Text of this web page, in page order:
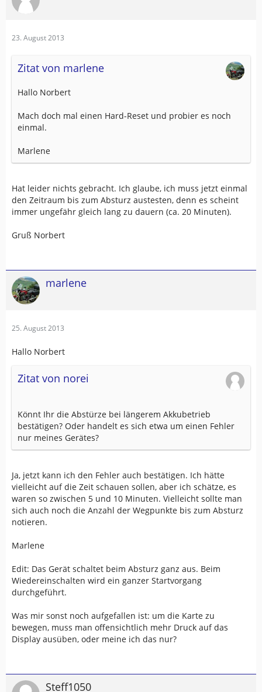
23. August 2013
Zitat von marlene
Hallo Norbert
Mach doch mal einen Hard-Reset und probier es noch
einmal.
Marlene
Hat leider nichts gebracht. Ich glaube, ich muss jetzt einmal
den Zeitraum bis zum Absturz austesten, denn es scheint
immer ungefähr gleich lang zu dauern (ca. 20 Minuten).
Gruß Norbert
marlene
25. August 2013
Hallo Norbert
Zitat von norei
Könnt Ihr die Abstürze bei längerem Akkubetrieb
bestätigen? Oder handelt es sich etwa um einen Fehler
nur meines Gerätes?
Ja, jetzt kann ich den Fehler auch bestätigen. Ich hätte
vielleicht auf die Zeit schauen sollen, aber ich schätze, es
waren so zwischen 5 und 10 Minuten. Vielleicht sollte man
sich auch noch die Anzahl der Wegpunkte bis zum Absturz
notieren.
Marlene
Edit: Das Gerät schaltet beim Absturz ganz aus. Beim
Wiedereinschalten wird ein ganzer Startvorgang
durchgeführt.
Was mir sonst noch aufgefallen ist: um die Karte zu
bewegen, muss man offensichtlich mehr Druck auf das
Display ausüben, oder meine ich das nur?
Steff1050